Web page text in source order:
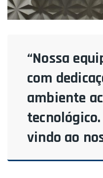
“Nossa
com
ambiente
vindo ao